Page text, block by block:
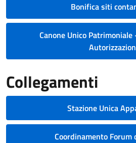
Bonifica siti
Canone Unico Patrimoniale
Collegamenti
Stazione Unica
Coordinamento Forum